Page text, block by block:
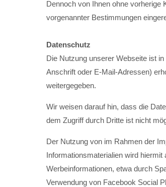
Dennoch von Ihnen ohne vorherige
vorgenannter Bestimmungen
Datenschutz
Die Nutzung unserer Webseite ist
Anschrift oder E-Mail-Adressen)
weitergegeben.
Wir weisen darauf hin, dass die
dem Zugriff durch Dritte ist nicht
Der Nutzung von im Rahmen der
Informationsmaterialien wird
Werbeinformationen, etwa durch
Verwendung von Facebook Social